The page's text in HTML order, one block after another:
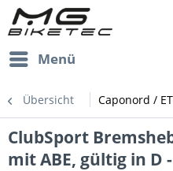
Menü
Übersicht Caponord /
ClubSport
mit ABE, gültig in D -